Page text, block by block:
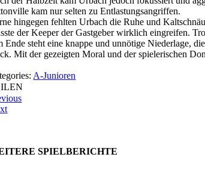
kam nur selten zu Entlastungsangriffen.
hingegen fehlten Urbach die Ruhe und
der Keeper der Gastgeber wirklich eingreifen.
Ende steht eine knappe und unnötige Niederlage,
Mit der gezeigten Moral und der spielerischen
A-Junioren
SPIELBERICHTE